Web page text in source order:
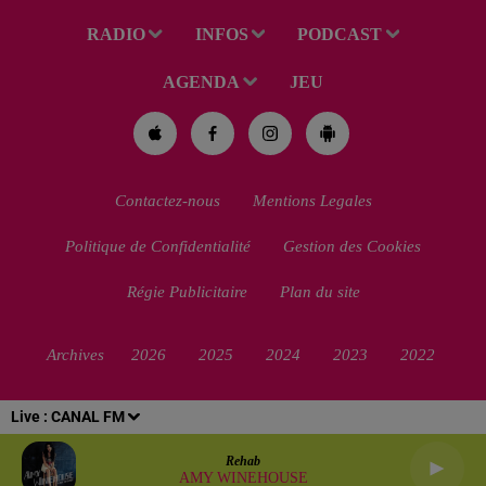
Live : CANAL FM
Rehab
AMY WINEHOUSE
RADIO INFOS PODCAST
AGENDA JEU
Contactez-nous Mentions Legales
Politique de Confidentialité Gestion des Cookies
Régie Publicitaire Plan du site
Archives 2026 2025 2024 2023 2022